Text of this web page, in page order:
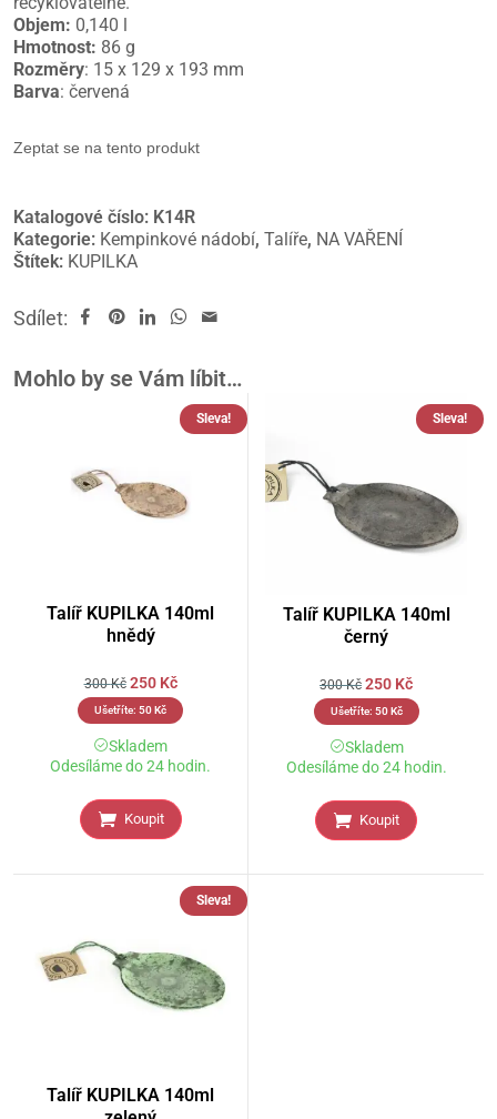
Objem: 0,140 l
Hmotnost: 86 g
Rozměry: 15 x 129 x 193 mm
Barva: červená
Zeptat se na tento produkt
Katalogové číslo: K14R
Kategorie: Kempinkové nádobí, Talíře, NA VAŘENÍ
Štítek: KUPILKA
Sdílet:
Mohlo by se Vám líbit…
Sleva!
Talíř KUPILKA 140ml
hnědý
300Kč 250 Kč
Ušetříte: 50Kč
Skladem
Odesíláme do 24 hodin.
Koupit
Sleva!
Talíř KUPILKA 140ml
černý
300Kč 250 Kč
Ušetříte: 50Kč
Skladem
Odesíláme do 24 hodin.
Koupit
Sleva!
Talíř KUPILKA 140ml